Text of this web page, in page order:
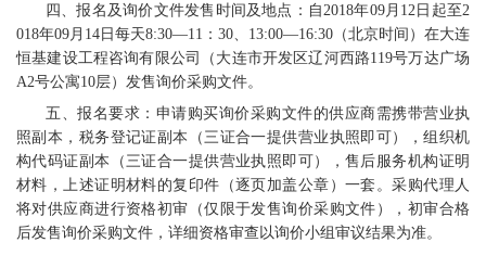
四、报名及询价文件发售时间及地点：自2018年09月12日起至2
018年09月14日每天8:30—11：30、13:00—16:30（北京时间）在大连
恒基建设工程咨询有限公司（大连市开发区辽河西路119号万达广场
A2号公寓10层）发售询价采购文件。
五、报名要求：申请购买询价采购文件的供应商需携带营业执
照副本，税务登记证副本（三证合一提供营业执照即可），组织机
构代码证副本（三证合一提供营业执照即可），售后服务机构证明
材料，上述证明材料的复印件（逐页加盖公章）一套。采购代理人
将对供应商进行资格初审（仅限于发售询价采购文件），初审合格
后发售询价采购文件，详细资格审查以询价小组审议结果为准。